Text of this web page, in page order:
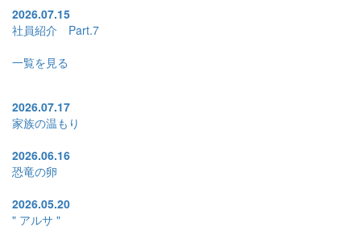
2026.07.15
社員紹介 Part.7
一覧を見る
2026.07.17
家族の温もり
2026.06.16
恐竜の卵
2026.05.20
" アルサ "